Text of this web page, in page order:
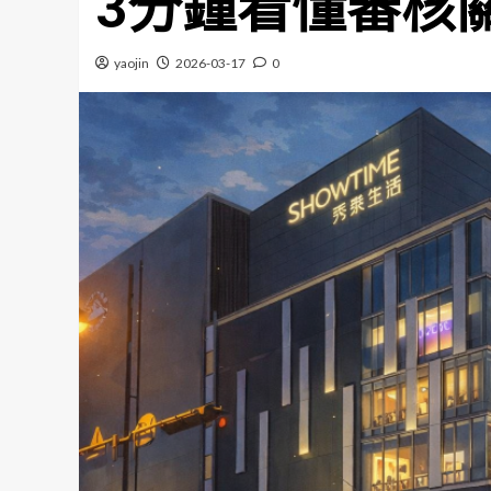
yaojin 2026-03-17 0